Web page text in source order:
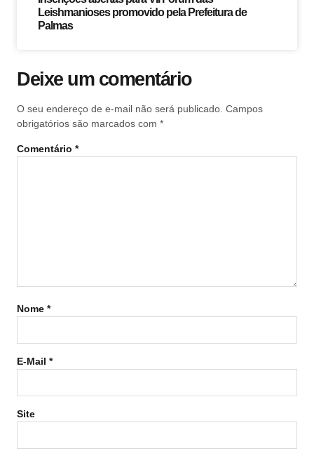
Leishmanioses promovido pela Prefeitura de
Palmas
Deixe um comentário
O seu endereço de e-mail não será publicado. Campos
obrigatórios são marcados com *
Comentário *
Nome *
E-Mail *
Site